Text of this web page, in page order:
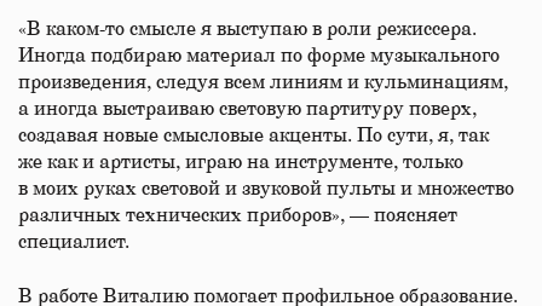
«В каком-то смысле я выступаю в роли режиссера.
Иногда подбираю материал по форме музыкального
произведения, следуя всем линиям и кульминациям,
а иногда выстраиваю световую партитуру поверх,
создавая новые смысловые акценты. По сути, я, так
же как и артисты, играю на инструменте, только
в моих руках световой и звуковой пульты и множество
различных технических приборов», — поясняет
специалист.
В работе Виталию помогает профильное образование.